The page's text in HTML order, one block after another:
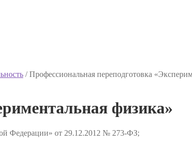
/Профессиональная переподготовка
физика»
Федерации» от 29.12.2012 № 273-ФЗ;